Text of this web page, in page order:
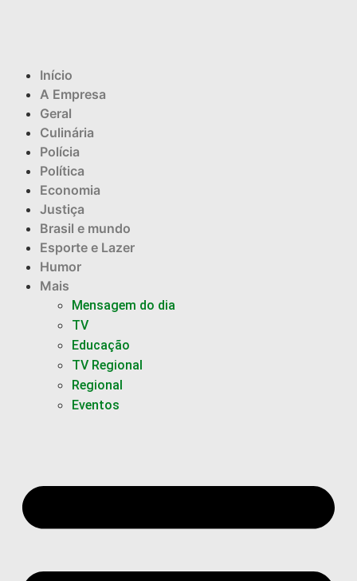
Início
A Empresa
Geral
Culinária
Polícia
Política
Economia
Justiça
Brasil e mundo
Esporte e Lazer
Humor
Mais
Mensagem do dia
TV
Educação
TV Regional
Regional
Eventos